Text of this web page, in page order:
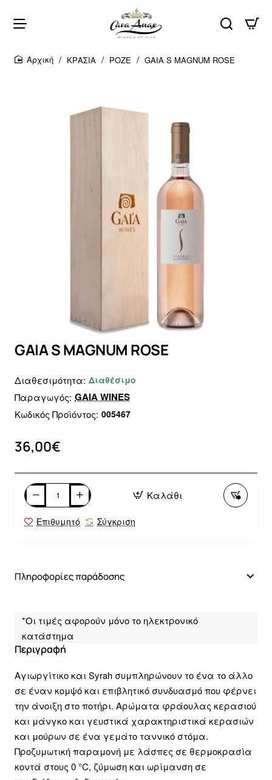
home
ΚΡΑΣΙΑ ΡΟΖΕ GAIA S MAGNUM ROSE
GAIA S MAGNUM ROSE
Διαθεσιμότητα: Διαθέσιμο
Παραγωγός: GAIA WINES
Κωδικός Προϊόντος: 005467
36,00€
Καλάθι
Επιθυμητό Σύγκριση
Πληροφορίες παράδοσης
*Οι τιμές αφορούν μόνο το ηλεκτρονικό
κατάστημα
Περιγραφή
Αγιωργίτικο και Syrah συμπληρώνουν το ένα το άλλο
σε έναν κομψό και επιβλητικό συνδυασμό που φέρνει
την άνοιξη στο ποτήρι. Αρώματα φράουλας κερασιού
και μάνγκο και γευστικά χαρακτηριστικά κερασιών
και μούρων σε ένα γεμάτο ταννικό στόμα.
Προζυμωτική παραμονή με λάσπες σε θερμοκρασία
κοντά στους 0 °C, ζύμωση και ωρίμανση σε